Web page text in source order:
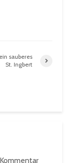
sauberes
St. Ingbert